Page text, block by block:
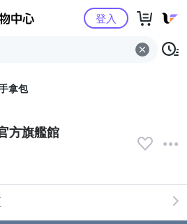
Yahoo購物中心
登入
拿包
方旗艦館